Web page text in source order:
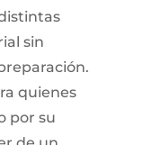
sin
quienes
por su